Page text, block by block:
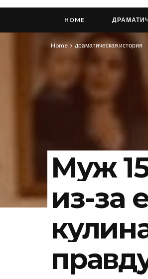
HOME
Home драматическая история
Муж
из-за